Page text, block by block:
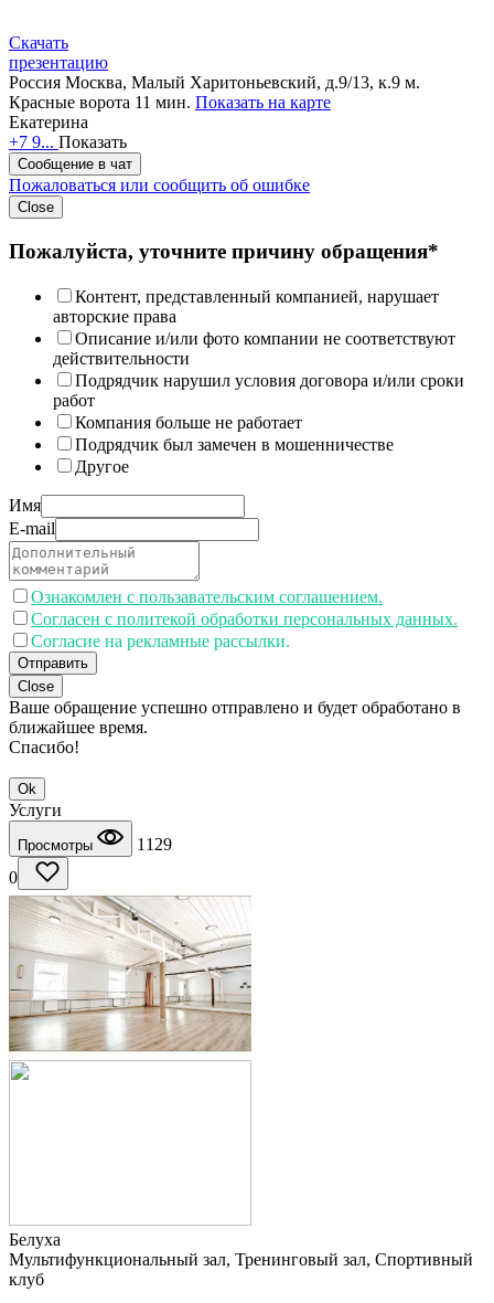
Скачать
презентацию
Россия Москва, Малый Харитоньевский, д.9/13, к.9 м.
Красные ворота 11 мин. Показать на карте
Екатерина
+7 9... Показать
Сообщение в чат
Пожаловаться или сообщить об ошибке
Close
Пожалуйста, уточните причину обращения*
Контент, представленный компанией, нарушает
авторские права
Описание и/или фото компании не соответствуют
действительности
Подрядчик нарушил условия договора и/или сроки
работ
Компания больше не работает
Подрядчик был замечен в мошенничестве
Другое
Имя
E-mail
Ознакомлен с пользавательским соглашением.
Согласен с политекой обработки персональных данных.
Согласие на рекламные рассылки.
Отправить
Close
Ваше обращение успешно отправлено и будет обработано в
ближайшее время.
Спасибо!
Ok
Услуги
Просмотры
1129
0
Белуха
Мультифункциональный зал, Тренинговый зал, Спортивный
клуб